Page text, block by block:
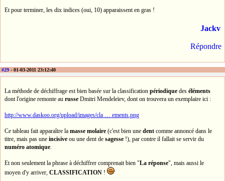
Et pour terminer, les dix indices (oui, 10) apparaissent en gras !
Jackv
Répondre
#29 - 01-03-2011 23:12:40
La méthode de déchiffrage est bien basée sur la classification périodique des éléments
dont l'origine remonte au russe Dmitri Mendeleïev, dont on trouvera un exemplaire ici :
http://www.daskoo.org/upload/images/cla … ements.png
Ce tableau fait apparaître la masse molaire (c'est bien une dent comme annoncé dans le
titre, mais pas une incisive ou une dent de sagesse !), par contre il fallait se servir du
numéro atomique.
Et non seulement la phrase à déchiffrer comprenait bien "La réponse", mais aussi le
moyen d'y arriver, CLASSIFICATION !